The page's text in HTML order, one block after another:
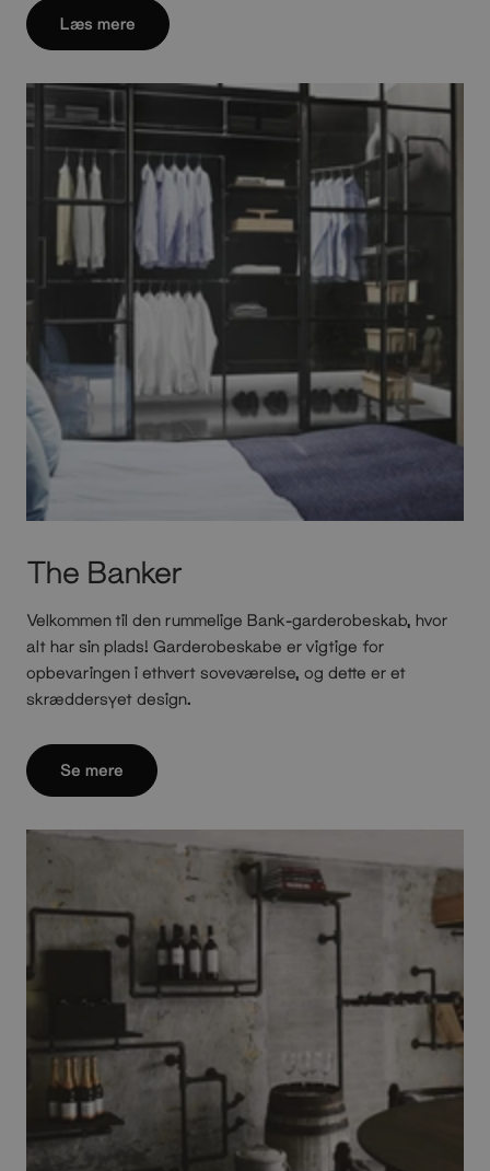
Læs mere
The Banker
Velkommen til den rummelige Bank-garderobeskab, hvor
alt har sin plads! Garderobeskabe er vigtige for
opbevaringen i ethvert soveværelse, og dette er et
skræddersyet design.
Se mere